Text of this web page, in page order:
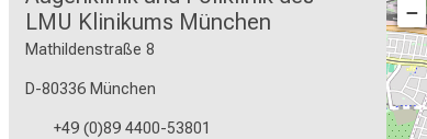
LMU Klinikums München
Mathildenstraße 8
D-80336 München
+49 (0)89 4400-53801
−